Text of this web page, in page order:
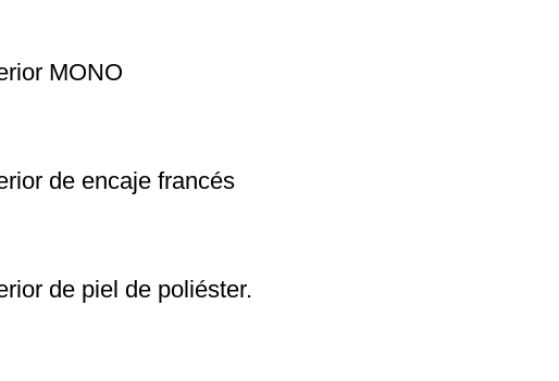
MONO
de encaje francés
de piel de poliéster.